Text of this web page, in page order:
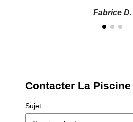
Fabrice D.
Contacter La Piscine
Sujet